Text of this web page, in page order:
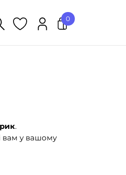
0
товарів.
.
вам у вашому